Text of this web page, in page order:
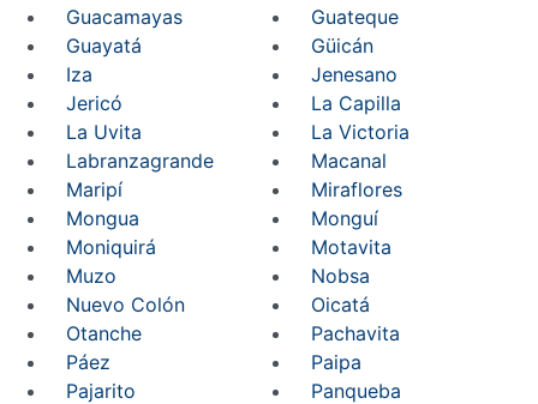
Guacamayas
Guateque
Guayatá
Güicán
Iza
Jenesano
Jericó
La Capilla
La Uvita
La Victoria
Labranzagrande
Macanal
Maripí
Miraflores
Mongua
Monguí
Moniquirá
Motavita
Muzo
Nobsa
Nuevo Colón
Oicatá
Otanche
Pachavita
Páez
Paipa
Pajarito
Panqueba